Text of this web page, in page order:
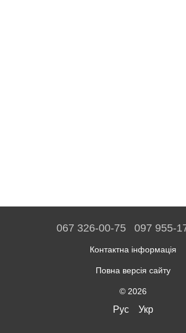
067 326-00-75 097 955-
Контактна інформація
Повна версія сайту
© 2026
Рус Укр